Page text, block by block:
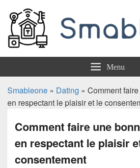
Smableone Menu
Smableone » Dating » Comment
en respectant le plaisir et le
Comment faire une
en respectant le plaisir
consentement